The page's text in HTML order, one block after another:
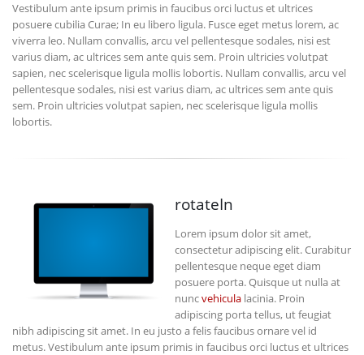
Vestibulum ante ipsum primis in faucibus orci luctus et ultrices
posuere cubilia Curae; In eu libero ligula. Fusce eget metus lorem, ac
viverra leo. Nullam convallis, arcu vel pellentesque sodales, nisi est
varius diam, ac ultrices sem ante quis sem. Proin ultricies volutpat
sapien, nec scelerisque ligula mollis lobortis. Nullam convallis, arcu vel
pellentesque sodales, nisi est varius diam, ac ultrices sem ante quis
sem. Proin ultricies volutpat sapien, nec scelerisque ligula mollis
lobortis.
rotateIn
Lorem ipsum dolor sit amet,
consectetur adipiscing elit. Curabitur
pellentesque neque eget diam
posuere porta. Quisque ut nulla at
nuncvehicula lacinia. Proin
adipiscing porta tellus, ut feugiat
nibh adipiscing sit amet. In eu justo a felis faucibus ornare vel id
metus. Vestibulum ante ipsum primis in faucibus orci luctus et ultrices